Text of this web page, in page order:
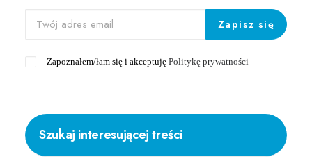
Zapoznałem/łam się i akceptujęPolitykę prywatności
Szukaj interesującej treści